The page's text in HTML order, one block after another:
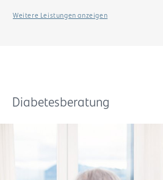
Weitere Leistungen anzeigen
Diabetesberatung